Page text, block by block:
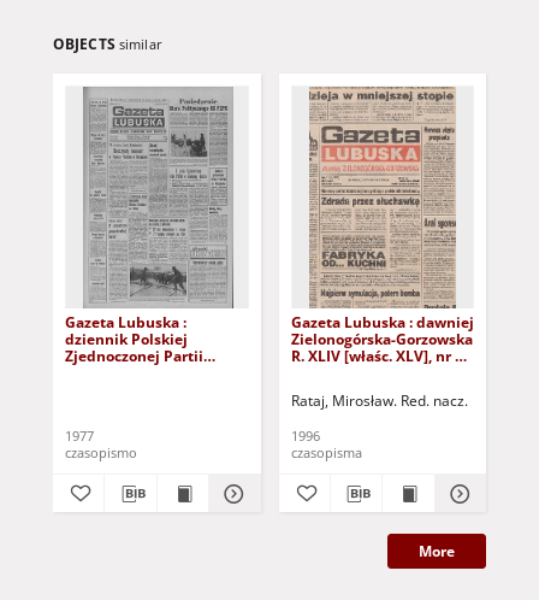
OBJECTS similar
Gazeta Lubuska :
dziennik Polskiej
Zjednoczonej Partii
1977
czasopismo
Gazeta Lubuska : dawniej
Zielonogórska-Gorzowska
R. XLIV [właśc. XLV], nr 52
Rataj, Mirosław. Red. nacz.
1996
czasopisma
More